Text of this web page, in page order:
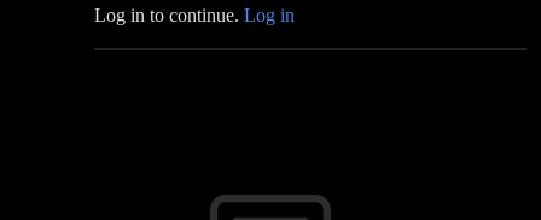
Log in to continue. Log in